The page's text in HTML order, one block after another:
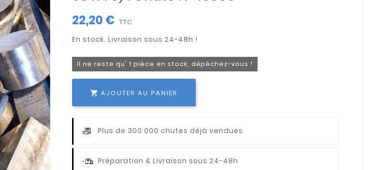
22,20 € TTC
Il ne reste qu' 1 pièce en stock, dépêchez-vous !
 AJOUTER AU PANIER
Plus de 300 000 chutes déjà vendues
Préparation & Livraison sous 24-48h